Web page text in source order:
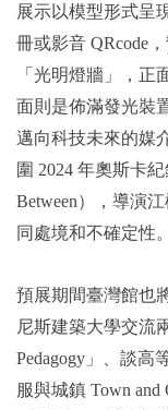
展示以模型形式呈
冊或影音 QRcode
「光明燈牆」，
面則是佈滿發光裝
邁向科技未來的媒
圍 2024 年奧斯卡
Between），導演
同處境和不確定性。
預展期間臺灣館也
尼斯建築大學交流
Pedagogy」、談高
服與城鎮 Town